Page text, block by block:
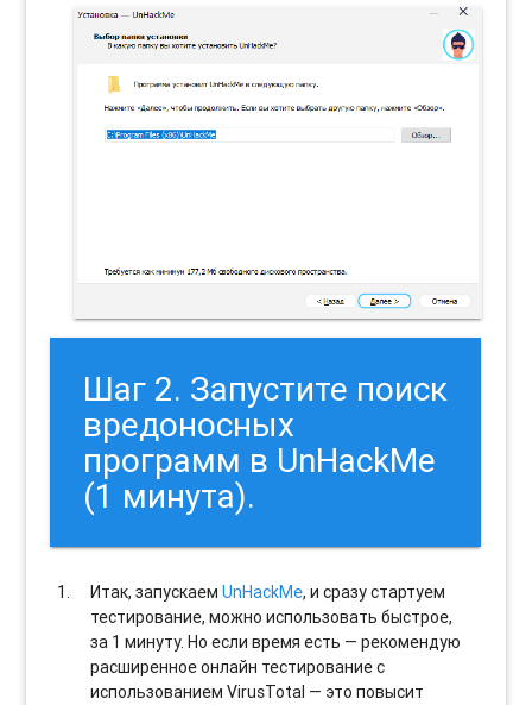
Шаг 2. Запустите поиск
вредоносных
программ в UnHackMe
(1 минута).
Итак, запускаемUnHackMe, и сразу стартуем
тестирование, можно использовать быстрое,
за 1 минуту. Но если время есть — рекомендую
расширенное онлайн тестирование с
использованием VirusTotal — это повысит